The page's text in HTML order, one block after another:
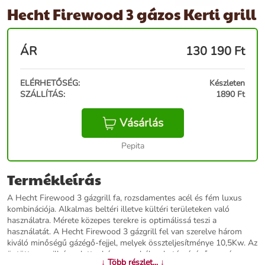
Hecht Firewood 3 gázos Kerti grill
ÁR 130 190 Ft
ELÉRHETŐSÉG:
Készleten
SZÁLLÍTÁS:
1890 Ft
Vásárlás
Pepita
Termékleírás
A Hecht Firewood 3 gázgrill fa, rozsdamentes acél és fém luxus
kombinációja. Alkalmas beltéri illetve kültéri területeken való
használatra. Mérete közepes terekre is optimálissá teszi a
használatát. A Hecht Firewood 3 gázgrill fel van szerelve három
kiváló minőségű gázégő-fejjel, melyek összteljesítménye 10,5Kw. Az
öntöttvas grillrács alatt a három szabályozható gázégő propán-
↓ Több részlet... ↓